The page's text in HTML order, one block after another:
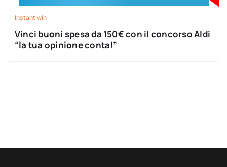
Instant win
Vinci buoni spesa da 150€ con il concorso Aldi
“la tua opinione conta!”